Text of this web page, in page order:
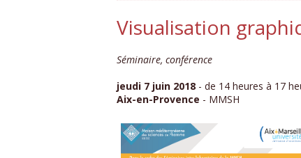
Visualisation
Séminaire, conférence
jeudi 7 juin 2018 - de 14 heures à 17
Aix-en-Provence - MMSH